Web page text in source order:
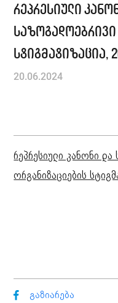
რეპრესიული
სტიგმატიზაცია,
20.06.2024
რეპრესიული კანონი
ორგანიზაციების
გაზიარება